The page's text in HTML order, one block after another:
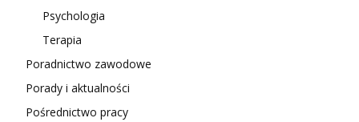
Psychologia
Terapia
Poradnictwo zawodowe
Porady i aktualności
Pośrednictwo pracy